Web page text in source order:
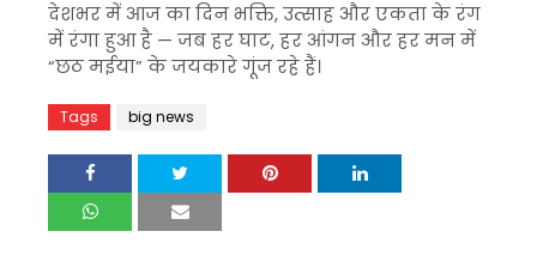
देशभर में आज का दिन भक्ति, उत्साह और एकता के रंग
में रंगा हुआ है — जब हर घाट, हर आंगन और हर मन में
“छठ मईया” के जयकारे गूंज रहे हैं।
Tags big news